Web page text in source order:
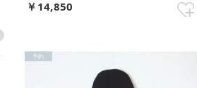
￥14,850
予約